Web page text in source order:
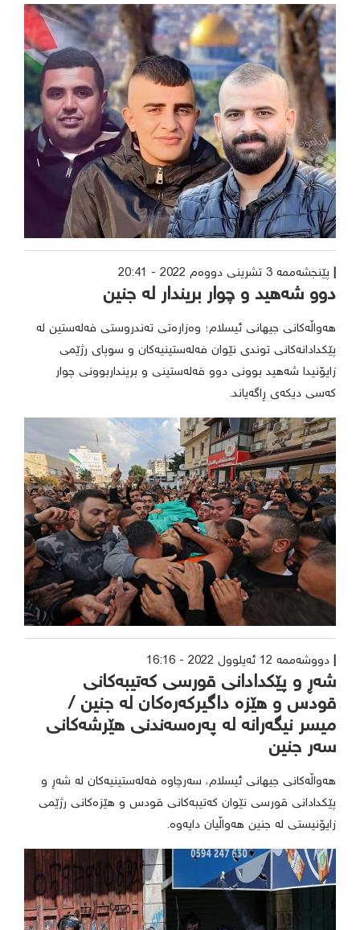
پێنجشەممە 3 تشرینی دووەم 2022 - 20:41
دوو شەهید و چوار بریندار لە جنین
هەواڵەکانی جیهانی ئیسلام؛ وەزارەتی تەندروستی فەلەستین لە
پێکدادانەکانی توندی نێوان فەلەستینیەکان و سوپای رژێمی
زایۆنیدا شەهید بوونی دوو فەلەستینی و برینداربوونی چوار
کەسی دیکەی ڕاگەیاند.
دووشەممە 12 ئەیلوول 2022 - 16:16
شەڕ و پێکدادانی قورسی کەتیبەکانی
قودس و هێزە داگیرکەرەکان لە جنین /
میسر نیگەرانە لە پەرەسەندنی هێرشەکانی
سەر جنین
هەواڵەکانی جیهانی ئیسلام، سەرچاوە فەلەستینیەکان لە شەڕ و
پێکدادانی قورسی نێوان کەتیبەکانی قودس و هێزەکانی رژێمی
زایۆنیستی لە جنین هەواڵیان دایەوە.